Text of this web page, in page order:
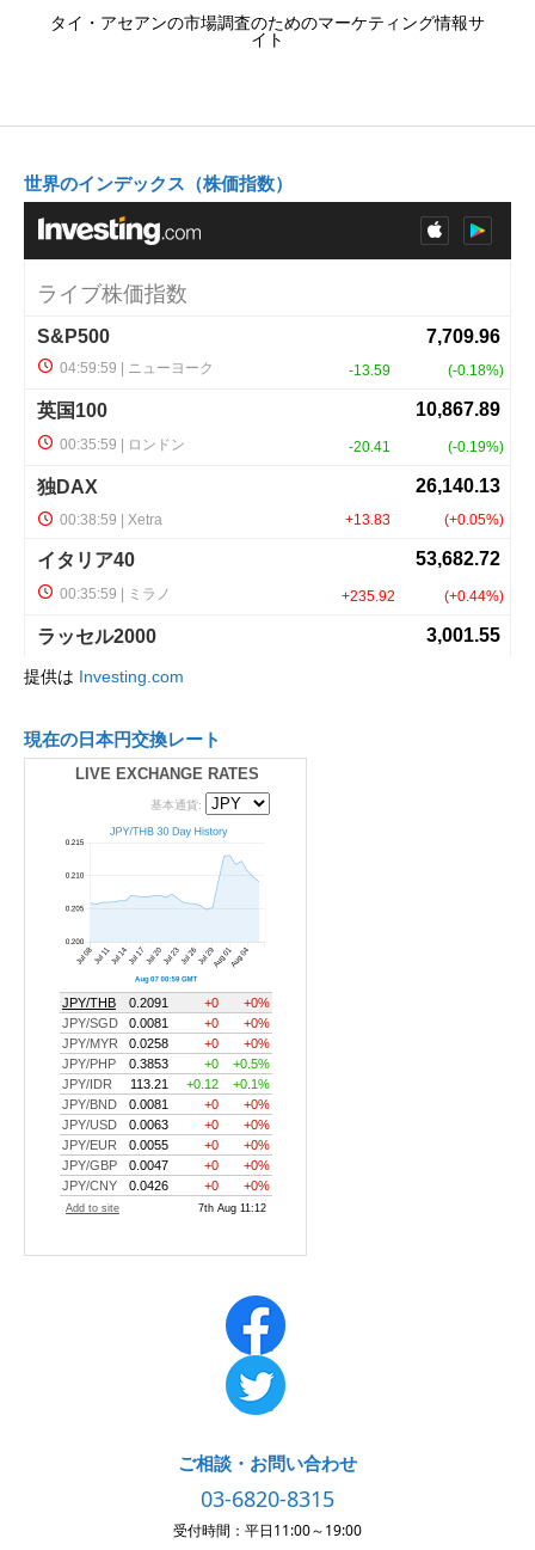
タイ・アセアンの市場調査のためのマーケティング情報サ
イト
世界のインデックス（株価指数）
提供は Investing.com
現在の日本円交換レート
LIVE EXCHANGE RATES
ご相談・お問い合わせ
03-6820-8315
受付時間：平日11:00～19:00